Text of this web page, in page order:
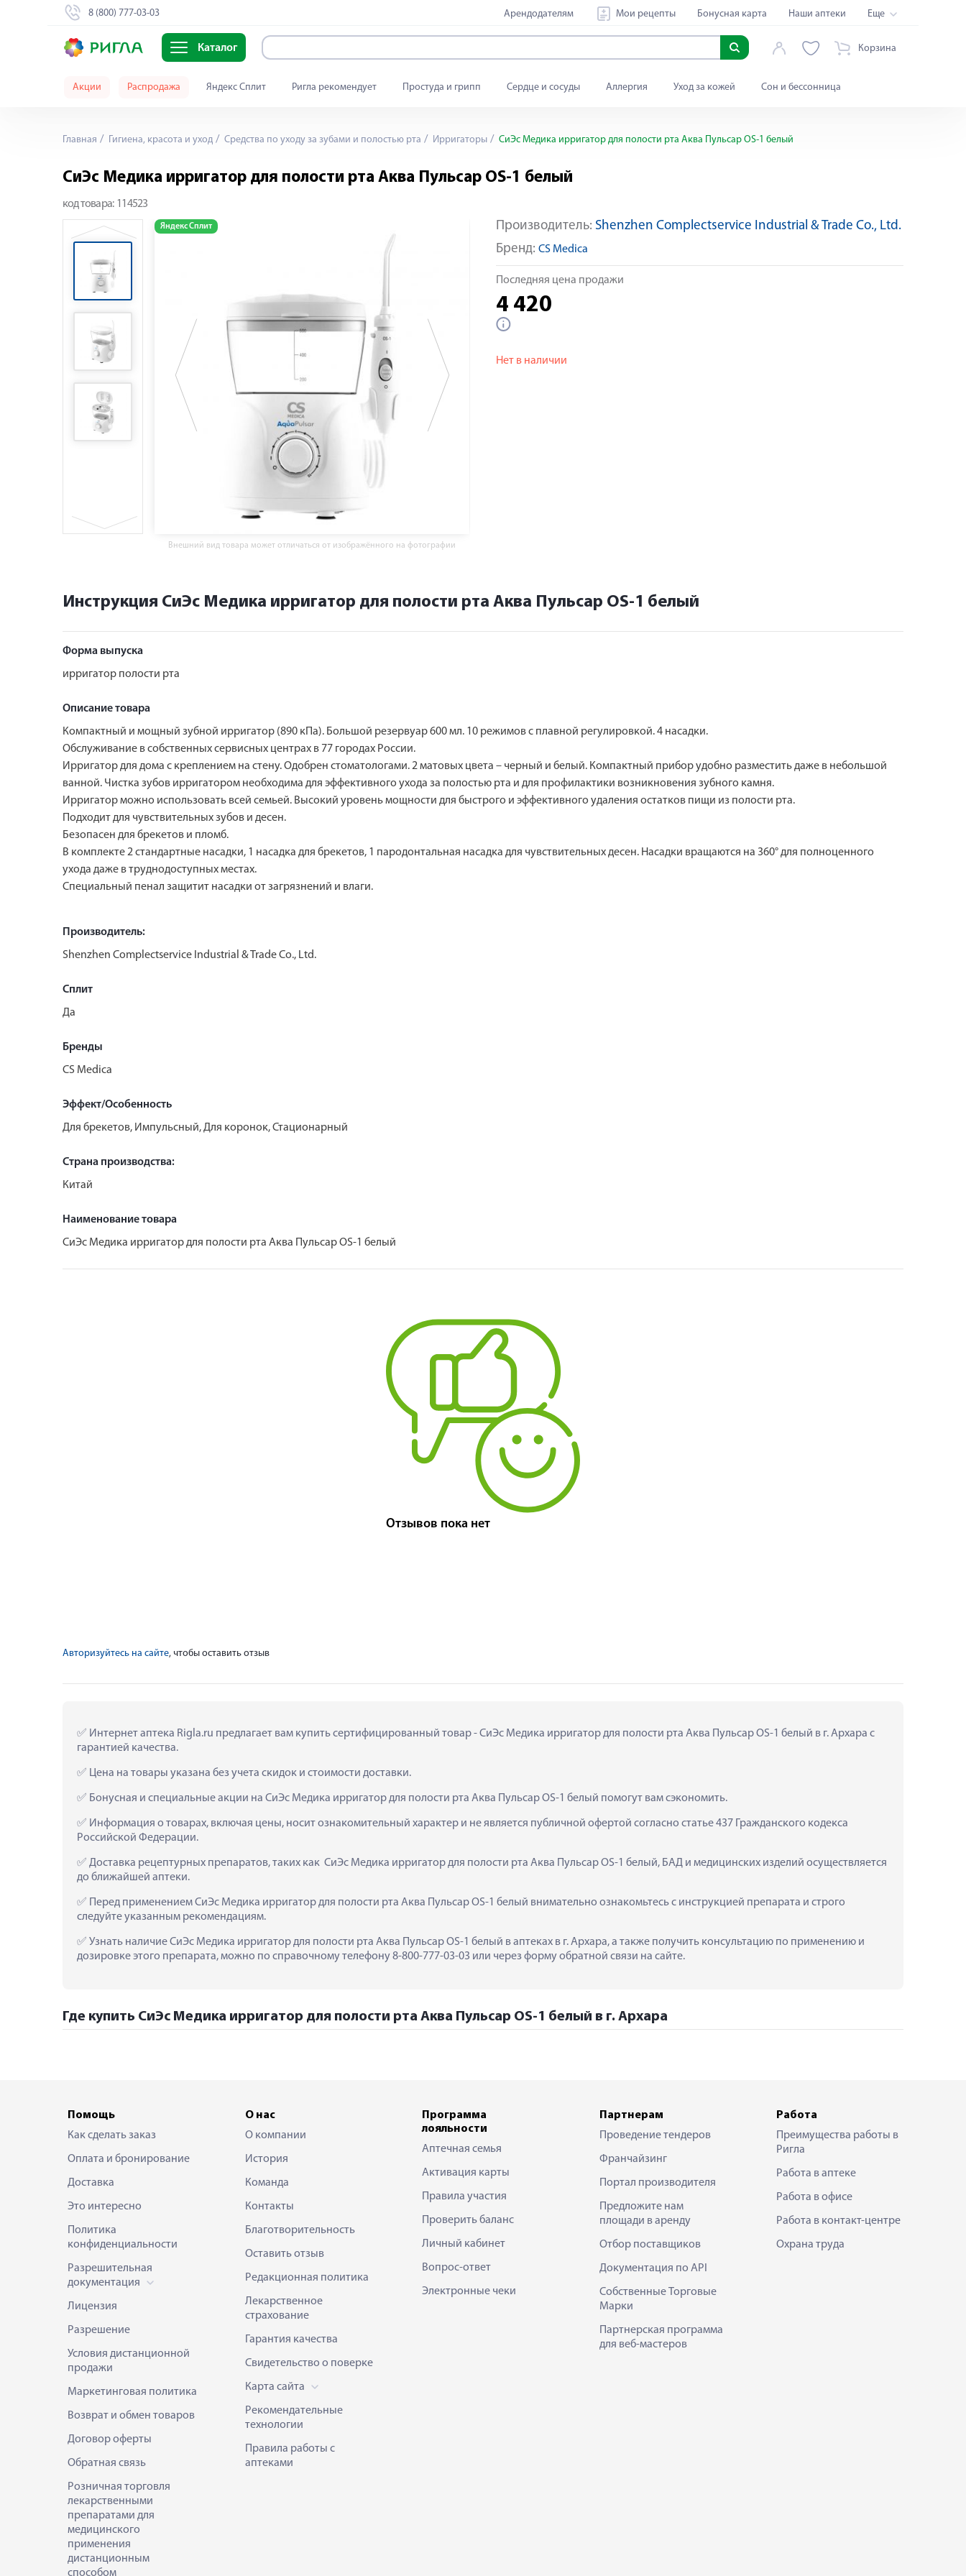
8 (800) 777-03-03 Арендодателям Мои рецепты Бонусная карта Наши аптеки Еще
Каталог Корзина
Акции Распродажа Яндекс Сплит Ригла рекомендует Простуда и грипп Сердце и сосуды Аллергия Уход за кожей Сон и бессонница
Главная Гигиена, красота и уход Средства по уходу за зубами и полостью рта Ирригаторы СиЭс Медика ирригатор для полости рта Аква Пульсар OS-1 белый
СиЭс Медика ирригатор для полости рта Аква Пульсар OS-1 белый
код товара: 114523
Яндекс Сплит Яндекс Сплит Яндекс Сплит
Внешний вид товара может отличаться от изображённого на фотографии
Производитель: Shenzhen Complectservice Industrial & Trade Co., Ltd.
Бренд: CS Medica
Последняя цена продажи
4 420
Нет в наличии
Инструкция СиЭс Медика ирригатор для полости рта Аква Пульсар OS-1 белый
Форма выпуска
ирригатор полости рта
Описание товара
Компактный и мощный зубной ирригатор (890 кПа). Большой резервуар 600 мл. 10 режимов с плавной регулировкой. 4 насадки.
Обслуживание в собственных сервисных центрах в 77 городах России.
Ирригатор для дома с креплением на стену. Одобрен стоматологами. 2 матовых цвета – черный и белый. Компактный прибор удобно разместить даже в небольшой
ванной. Чистка зубов ирригатором необходима для эффективного ухода за полостью рта и для профилактики возникновения зубного камня.
Ирригатор можно использовать всей семьей. Высокий уровень мощности для быстрого и эффективного удаления остатков пищи из полости рта.
Подходит для чувствительных зубов и десен.
Безопасен для брекетов и пломб.
В комплекте 2 стандартные насадки, 1 насадка для брекетов, 1 пародонтальная насадка для чувствительных десен. Насадки вращаются на 360° для полноценного
ухода даже в труднодоступных местах.
Специальный пенал защитит насадки от загрязнений и влаги.
Производитель:
Shenzhen Complectservice Industrial & Trade Co., Ltd.
Сплит
Да
Бренды
CS Medica
Эффект/Особенность
Для брекетов, Импульсный, Для коронок, Стационарный
Страна производства:
Китай
Наименование товара
СиЭс Медика ирригатор для полости рта Аква Пульсар OS-1 белый
Отзывов пока нет
Авторизуйтесь на сайте, чтобы оставить отзыв
Интернет аптека Rigla.ru предлагает вам купить сертифицированный товар - СиЭс Медика ирригатор для полости рта Аква Пульсар OS-1 белый в г. Архара с
гарантией качества.
Цена на товары указана без учета скидок и стоимости доставки.
Бонусная и специальные акции на СиЭс Медика ирригатор для полости рта Аква Пульсар OS-1 белый помогут вам сэкономить.
Информация о товарах, включая цены, носит ознакомительный характер и не является публичной офертой согласно статье 437 Гражданского кодекса
Российской Федерации.
Доставка рецептурных препаратов, таких как  СиЭс Медика ирригатор для полости рта Аква Пульсар OS-1 белый, БАД и медицинских изделий осуществляется
до ближайшей аптеки.
Перед применением СиЭс Медика ирригатор для полости рта Аква Пульсар OS-1 белый внимательно ознакомьтесь с инструкцией препарата и строго
следуйте указанным рекомендациям.
Узнать наличие СиЭс Медика ирригатор для полости рта Аква Пульсар OS-1 белый в аптеках в г. Архара, а также получить консультацию по применению и
дозировке этого препарата, можно по справочному телефону 8-800-777-03-03 или через форму обратной связи на сайте.
Где купить СиЭс Медика ирригатор для полости рта Аква Пульсар OS-1 белый в г. Архара
Помощь
Как сделать заказ
Оплата и бронирование
Доставка
Это интересно
Политика
конфиденциальности
Разрешительная
документация
Лицензия
Разрешение
Условия дистанционной
продажи
Маркетинговая политика
Возврат и обмен товаров
Договор оферты
Обратная связь
Розничная торговля
лекарственными
препаратами для
медицинского
применения
дистанционным
способом
О нас
О компании
История
Команда
Контакты
Благотворительность
Оставить отзыв
Редакционная политика
Лекарственное
страхование
Гарантия качества
Свидетельство о поверке
Карта сайта
Рекомендательные
технологии
Правила работы с
аптеками
Программа
лояльности
Аптечная семья
Активация карты
Правила участия
Проверить баланс
Личный кабинет
Вопрос-ответ
Электронные чеки
Партнерам
Проведение тендеров
Франчайзинг
Портал производителя
Предложите нам
площади в аренду
Отбор поставщиков
Документация по API
Собственные Торговые
Марки
Партнерская программа
для веб-мастеров
Работа
Преимущества работы в
Ригла
Работа в аптеке
Работа в офисе
Работа в контакт-центре
Охрана труда